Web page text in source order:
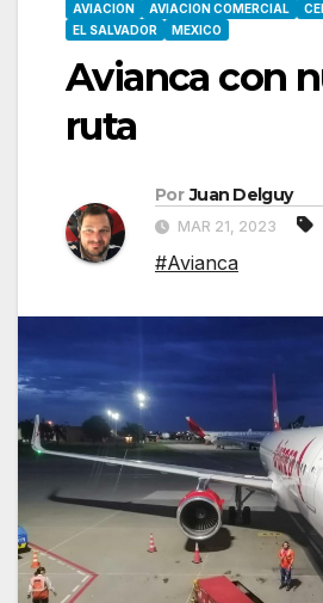
AVIACION AVIACION COMERCIAL
EL SALVADOR
MEXICO
Avianca con
ruta
Por Juan Delguy
MAR 21, 2023
#Avianca